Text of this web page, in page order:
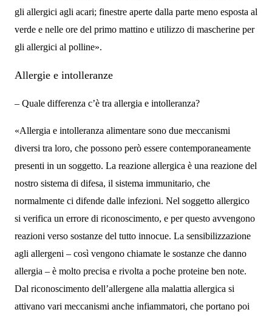
gli allergici agli acari; finestre aperte dalla parte meno esposta al
verde e nelle ore del primo mattino e utilizzo di mascherine per
gli allergici al polline».
Allergie e intolleranze
– Quale differenza c’è tra allergia e intolleranza?
«Allergia e intolleranza alimentare sono due meccanismi
diversi tra loro, che possono però essere contemporaneamente
presenti in un soggetto. La reazione allergica è una reazione del
nostro sistema di difesa, il sistema immunitario, che
normalmente ci difende dalle infezioni. Nel soggetto allergico
si verifica un errore di riconoscimento, e per questo avvengono
reazioni verso sostanze del tutto innocue. La sensibilizzazione
agli allergeni – così vengono chiamate le sostanze che danno
allergia – è molto precisa e rivolta a poche proteine ben note.
Dal riconoscimento dell’allergene alla malattia allergica si
attivano vari meccanismi anche infiammatori, che portano poi